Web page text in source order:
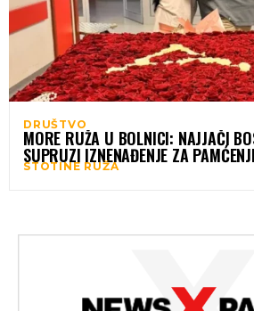
DRUŠTVO
MORE RUŽA U BOLNICI: NAJJAČI
SUPRUZI IZNENAĐENJE ZA
STOTINE RUŽA